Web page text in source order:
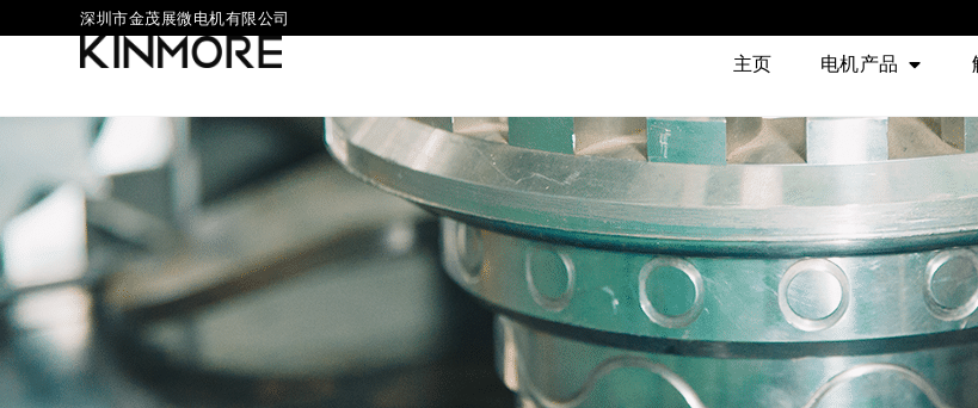
深圳市金茂展微电机有限公司
主页 电机产品